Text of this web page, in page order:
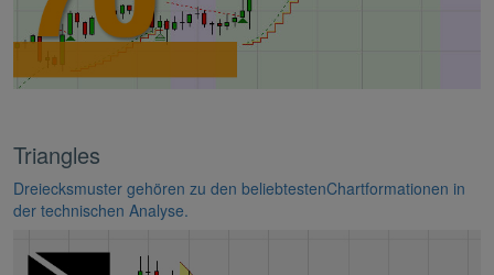
Triangles
Dreiecksmuster gehören zu den beliebtestenChartformationen in
der technischen Analyse.